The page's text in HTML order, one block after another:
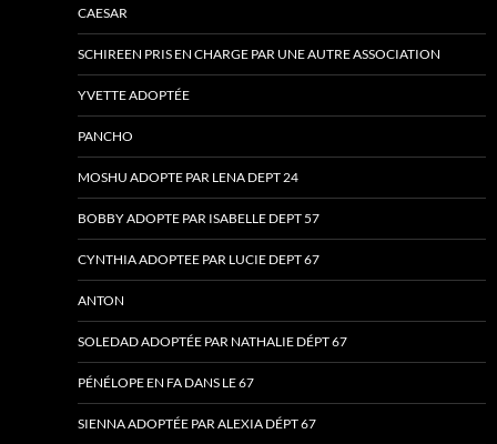
CAESAR
SCHIREEN PRIS EN CHARGE PAR UNE AUTRE ASSOCIATION
YVETTE ADOPTÉE
PANCHO
MOSHU ADOPTE PAR LENA DEPT 24
BOBBY ADOPTE PAR ISABELLE DEPT 57
CYNTHIA ADOPTEE PAR LUCIE DEPT 67
ANTON
SOLEDAD ADOPTÉE PAR NATHALIE DÉPT 67
PÉNÉLOPE EN FA DANS LE 67
SIENNA ADOPTÉE PAR ALEXIA DÉPT 67